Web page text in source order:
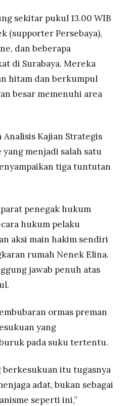
sekitar pukul 13.00 WIB
(supporter Persebaya),
dan beberapa
di Surabaya. Mereka
hitam dan berkumpul
besar memenuhi area
Analisis Kajian Strategis
menjadi salah satu
tiga tuntutan
penegak hukum
hukum pelaku
aksi main hakim sendiri
rumah Nenek Elina.
jawab penuh atas
ormas preman
yang
pada suku tertentu.
berkesukuan itu tugasnya
adat, bukan sebagai
seperti ini,”